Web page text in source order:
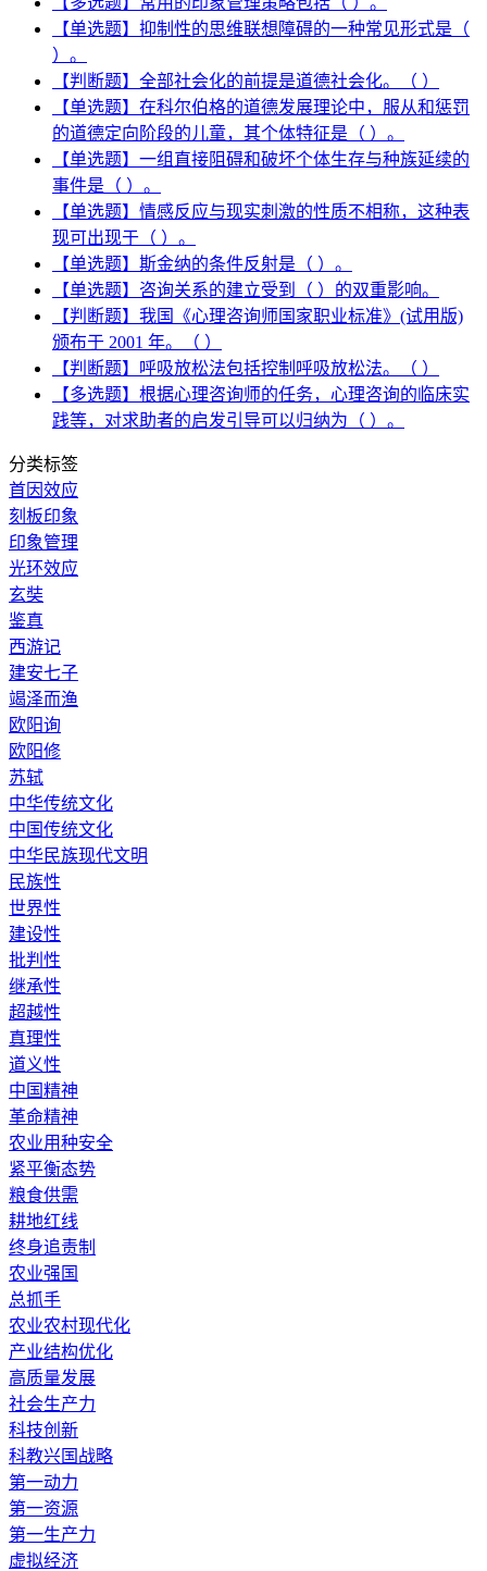
【单选题】抑制性的思维联想障碍的一种常见形式是（
）。
【判断题】全部社会化的前提是道德社会化。（ ）
【单选题】在科尔伯格的道德发展理论中，服从和惩罚
的道德定向阶段的儿童，其个体特征是（ ）。
【单选题】一组直接阻碍和破坏个体生存与种族延续的
事件是（ ）。
【单选题】情感反应与现实刺激的性质不相称，这种表
现可出现于（ ）。
【单选题】斯金纳的条件反射是（ ）。
【单选题】咨询关系的建立受到（ ）的双重影响。
【判断题】我国《心理咨询师国家职业标准》(试用版)
颁布于 2001 年。（ ）
【判断题】呼吸放松法包括控制呼吸放松法。（ ）
【多选题】根据心理咨询师的任务，心理咨询的临床实
践等，对求助者的启发引导可以归纳为（ ）。
分类标签
首因效应
刻板印象
印象管理
光环效应
玄奘
鉴真
西游记
建安七子
竭泽而渔
欧阳询
欧阳修
苏轼
中华传统文化
中国传统文化
中华民族现代文明
民族性
世界性
建设性
批判性
继承性
超越性
真理性
道义性
中国精神
革命精神
农业用种安全
紧平衡态势
粮食供需
耕地红线
终身追责制
农业强国
总抓手
农业农村现代化
产业结构优化
高质量发展
社会生产力
科技创新
科教兴国战略
第一动力
第一资源
第一生产力
虚拟经济